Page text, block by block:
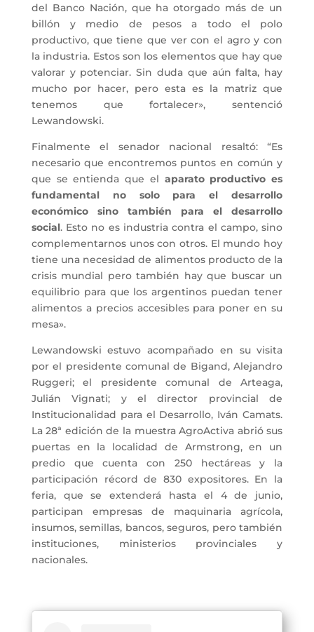
del Banco Nación, que ha otorgado más de un
billón y medio de pesos a todo el polo
productivo, que tiene que ver con el agro y con
la industria. Estos son los elementos que hay que
valorar y potenciar. Sin duda que aún falta, hay
mucho por hacer, pero esta es la matriz que
tenemos que fortalecer», sentenció
Lewandowski.
Finalmente el senador nacional resaltó: “Es
necesario que encontremos puntos en común y
que se entienda que el aparato productivo es
fundamental no solo para el desarrollo
económico sino también para el desarrollo
social. Esto no es industria contra el campo, sino
complementarnos unos con otros. El mundo hoy
tiene una necesidad de alimentos producto de la
crisis mundial pero también hay que buscar un
equilibrio para que los argentinos puedan tener
alimentos a precios accesibles para poner en su
mesa».
Lewandowski estuvo acompañado en su visita
por el presidente comunal de Bigand, Alejandro
Ruggeri; el presidente comunal de Arteaga,
Julián Vignati; y el director provincial de
Institucionalidad para el Desarrollo, Iván Camats.
La 28ª edición de la muestra AgroActiva abrió sus
puertas en la localidad de Armstrong, en un
predio que cuenta con 250 hectáreas y la
participación récord de 830 expositores. En la
feria, que se extenderá hasta el 4 de junio,
participan empresas de maquinaria agrícola,
insumos, semillas, bancos, seguros, pero también
instituciones, ministerios provinciales y
nacionales.